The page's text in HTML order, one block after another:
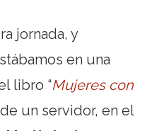
jornada, y
en una
libro “Mujeres con
de un servidor, en el